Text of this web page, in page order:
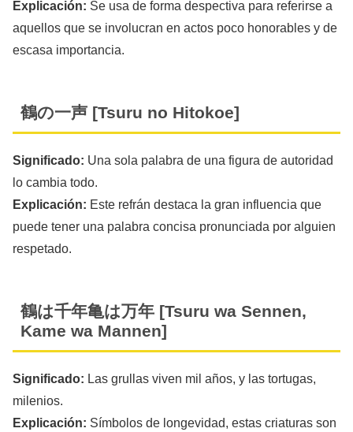
Explicación: Se usa de forma despectiva para referirse a
aquellos que se involucran en actos poco honorables y de
escasa importancia.
鶴の一声 [Tsuru no Hitokoe]
Significado: Una sola palabra de una figura de autoridad
lo cambia todo.
Explicación: Este refrán destaca la gran influencia que
puede tener una palabra concisa pronunciada por alguien
respetado.
鶴は千年亀は万年 [Tsuru wa Sennen,
Kame wa Mannen]
Significado: Las grullas viven mil años, y las tortugas,
milenios.
Explicación: Símbolos de longevidad, estas criaturas son